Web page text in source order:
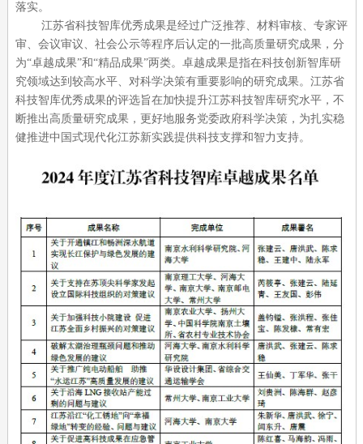
落实。
江苏省科技智库优秀成果是经过广泛推荐、材料审核、专家评
审、会议审议、社会公示等程序后认定的一批高质量研究成果，分
为“卓越成果”和“精品成果”两类。卓越成果是指在科技创新智库研
究领域达到较高水平、对科学决策有重要影响的研究成果。江苏省
科技智库优秀成果的评选旨在加快提升江苏科技智库研究水平，不
断推出高质量研究成果，更好地服务党委政府科学决策，为扎实稳
健推进中国式现代化江苏新实践提供科技支撑和智力支持。